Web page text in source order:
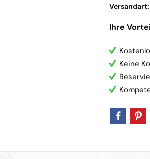
Versandart:
Ihre
Keine